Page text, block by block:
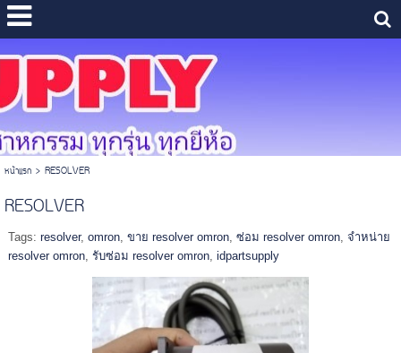
หน้าแรก> RESOLVER
RESOLVER
Tags: resolver, omron, ขาย resolver omron, ซ่อม resolver omron, จำหน่าย
resolver omron, รับซ่อม resolver omron, idpartsupply